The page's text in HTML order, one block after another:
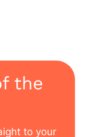
the
to your